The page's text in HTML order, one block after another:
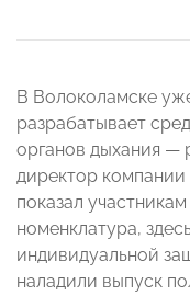
В Волоколамске
разрабатывает
органов дыхания —
директор
показал
номенклатура,
индивидуальной
наладили выпуск